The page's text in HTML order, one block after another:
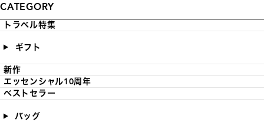
CATEGORY
トラベル特集
ギフト
新作
エッセンシャル10周年
ベストセラー
バッグ